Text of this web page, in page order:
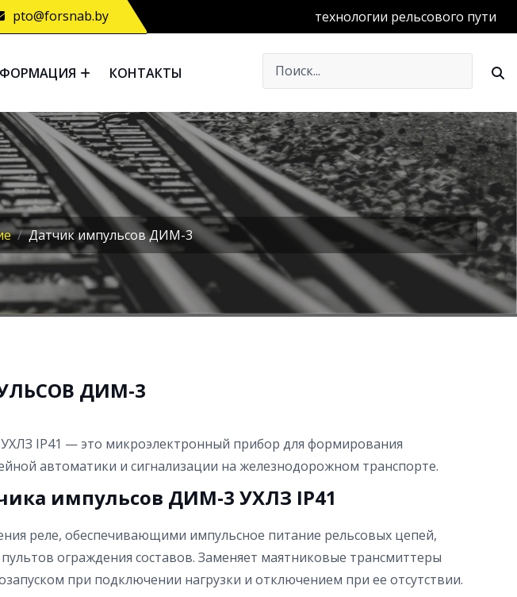
pto@forsnab.by
КОНТАКТЫ
технологии рельсового пути
Датчик импульсов ДИМ-3
ДИМ-3
IP41 — это микроэлектронный прибор для формирования
автоматики и сигнализации на железнодорожном транспорте.
импульсов ДИМ-3 УХЛЗ IP41
реле, обеспечивающими импульсное питание рельсовых цепей,
ограждения составов. Заменяет маятниковые трансмиттеры
при подключении нагрузки и отключением при ее отсутствии.